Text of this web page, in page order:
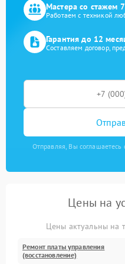
Мастера со стажем
Работаем с техникой
Гарантия до 12
Составляем договор,
Отправляя, Вы
Цены на
Цены актуальны на
Ремонт платы управления
(восстановление)